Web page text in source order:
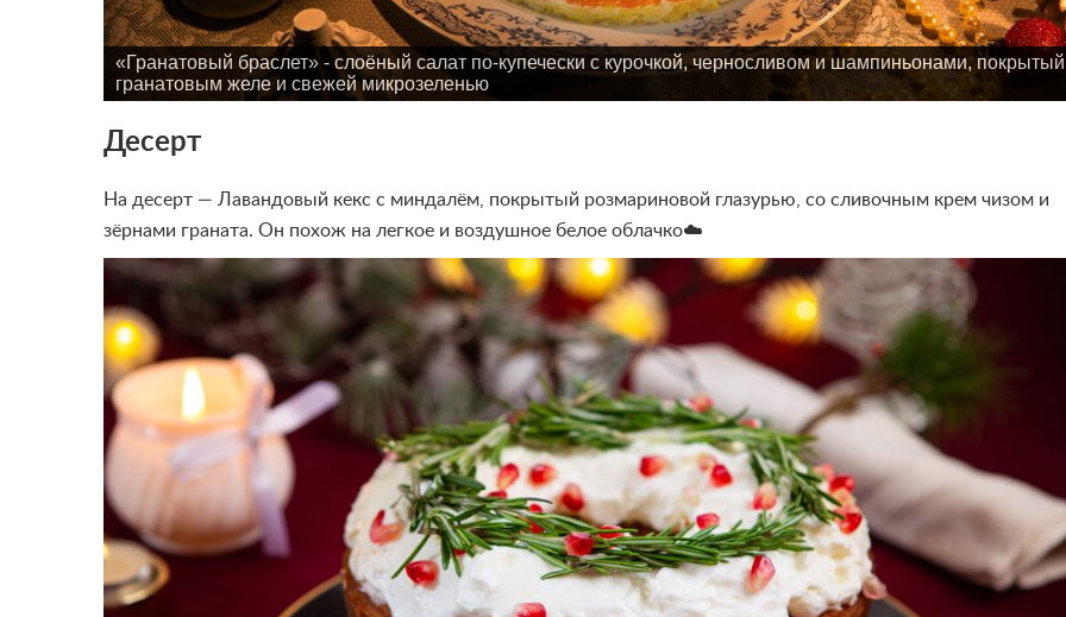
«Гранатовый браслет» - слоёный салат по-купечески с курочкой, черносливом и шампиньонами, покрытый
гранатовым желе и свежей микрозеленью
Десерт
На десерт — Лавандовый кекс с миндалём, покрытый розмариновой глазурью, со сливочным крем чизом и
зёрнами граната. Он похож на легкое и воздушное белое облачко☁️